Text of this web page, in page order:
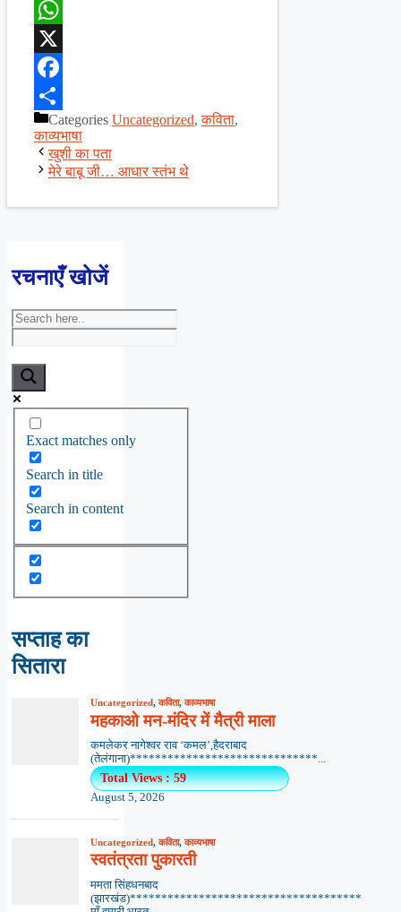
WhatsApp
X
Facebook
ShareCategories Uncategorized,कविता,
काव्यभाषा
खुशी का पता
मेरे बाबू जी… आधार स्तंभ थे
रचनाएँ खोजें
Exact matches only
Search in title
Search in content
सप्ताह का
सितारा
Uncategorized,कविता,काव्यभाषा
महकाओ मन-मंदिर में मैत्री माला
कमलेकर नागेश्वर राव ‘कमल’,हैदराबाद
(तेलंगाना)******************************...
Total Views : 59
August 5, 2026
Uncategorized,कविता,काव्यभाषा
स्वतंत्रता पुकारती
ममता सिंहधनबाद
(झारखंड)*************************************